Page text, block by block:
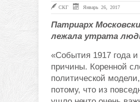
СКГ Январь 26, 2017
Патриарх
лежала утрата
«События 1917 года
причины. Коренной
политической
потому, что из